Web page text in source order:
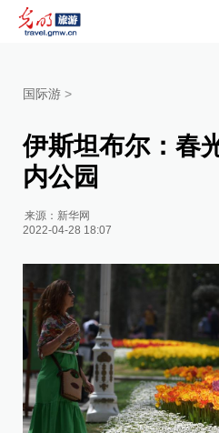
国际游 >
伊斯坦布尔：春
内公园
来源： 新华网
2022-04-28 18:07